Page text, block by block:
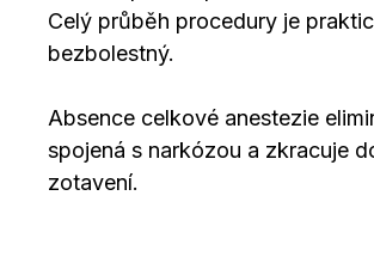
Celý průběh procedury je
bezbolestný.
Absence celkové anestezie
spojená s narkózou a zkracuje
zotavení.